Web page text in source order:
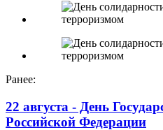
Ранее:
22 августа - День
Российской Федерации